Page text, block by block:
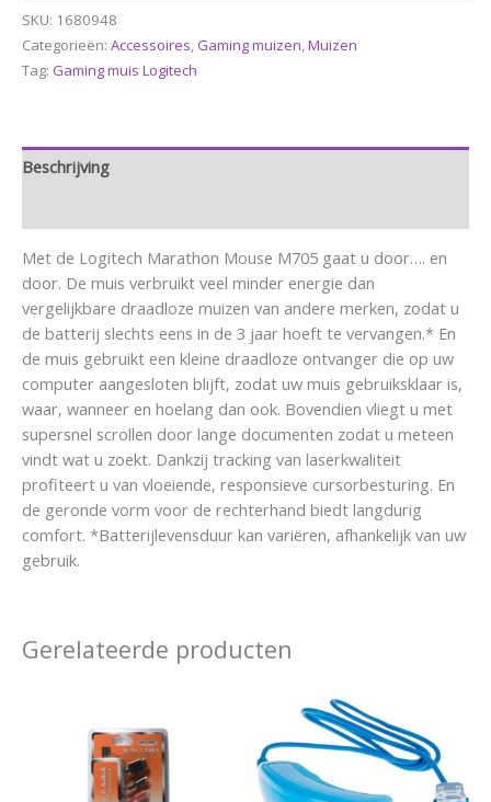
SKU: 1680948
Categorieën: Accessoires, Gaming muizen,Muizen
Tag: Gaming muis Logitech
Beschrijving
Met de Logitech Marathon Mouse M705 gaat u door…. en
door. De muis verbruikt veel minder energie dan
vergelijkbare draadloze muizen van andere merken, zodat u
de batterij slechts eens in de 3 jaar hoeft te vervangen.* En
de muis gebruikt een kleine draadloze ontvanger die op uw
computer aangesloten blijft, zodat uw muis gebruiksklaar is,
waar, wanneer en hoelang dan ook. Bovendien vliegt u met
supersnel scrollen door lange documenten zodat u meteen
vindt wat u zoekt. Dankzij tracking van laserkwaliteit
profiteert u van vloeiende, responsieve cursorbesturing. En
de geronde vorm voor de rechterhand biedt langdurig
comfort. *Batterijlevensduur kan variëren, afhankelijk van uw
gebruik.
Gerelateerde producten